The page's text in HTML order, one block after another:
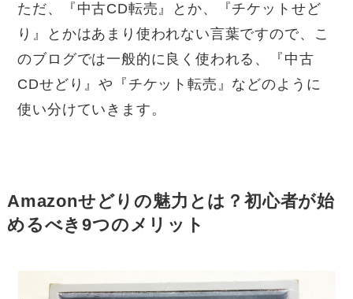
ただ、『中古CD転売』とか、『チケットせど
り』とかはあまり使われない言葉ですので、こ
のブログでは一般的に良く使われる、『中古
CDせどり』や『チケット転売』などのように
使い分けていきます。
Amazonせどりの魅力とは？初心者が始
めるべき9つのメリット